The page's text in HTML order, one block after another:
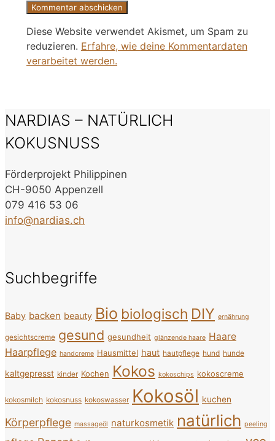
Diese Website verwendet Akismet, um Spam zu
reduzieren. Erfahre, wie deine Kommentardaten
verarbeitet werden.
NARDIAS – NATÜRLICH
KOKUSNUSS
Förderprojekt Philippinen
CH-9050 Appenzell
079 416 53 06
info@nardias.ch
Suchbegriffe
Baby backen beauty Bio biologisch DIY ernährung
gesichtscreme gesund gesundheit glänzende haare Haare
Haarpflege handcreme Hausmittel haut hautpflege hund hunde
kaltgepresst kinder Kochen Kokos kokoschips kokoscreme
kokosmilch kokosnuss kokoswasser Kokosöl kuchen
Körperpflege massageöl naturkosmetik natürlich peeling